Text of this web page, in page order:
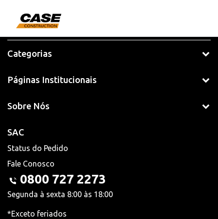
Categorias
Páginas Institucionais
Sobre Nós
SAC
Status do Pedido
Fale Conosco
0800 727 2273
Segunda à sexta 8:00 às 18:00
*Exceto feriados